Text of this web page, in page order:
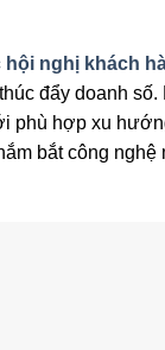
nghị khách
đẩy doanh số.
phù hợp xu
bắt công nghệ